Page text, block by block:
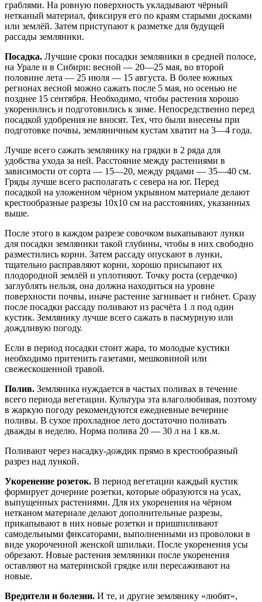
граблями. На ровную поверхность укладывают чёрный
нетканый материал, фиксируя его по краям старыми досками
или землёй. Затем приступают к разметке для будущей
рассады земляники.
Посадка. Лучшие сроки посадки земляники в средней полосе,
на Урале и в Сибири: весной — 20—25 мая, во второй
половине лета — 25 июля — 15 августа. В более южных
регионах весной можно сажать после 5 мая, но осенью не
позднее 15 сентября. Необходимо, чтобы растения хорошо
укоренились и подготовились к зиме. Непосредственно перед
посадкой удобрения не вносят. Тех, что были внесены при
подготовке почвы, земляничным кустам хватит на 3—4 года.
Лучше всего сажать землянику на грядки в 2 ряда для
удобства ухода за ней. Расстояние между растениями в
зависимости от сорта — 15—20, между рядами — 35—40 см.
Гряды лучше всего располагать с севера на юг. Перед
посадкой на уложенном чёрном укрывном материале делают
крестообразные разрезы 10х10 см на расстояниях, указанных
выше.
После этого в каждом разрезе совочком выкапывают лунки
для посадки земляники такой глубины, чтобы в них свободно
разместились корни. Затем рассаду опускают в лунки,
тщательно расправляют корни, хорошо присыпают их
плодородной землёй и уплотняют. Точку роста (сердечко)
заглублять нельзя, она должна находиться на уровне
поверхности почвы, иначе растение загнивает и гибнет. Сразу
после посадки рассаду поливают из расчёта 1 л под один
кустик. Землянику лучше всего сажать в пасмурную или
дождливую погоду.
Если в период посадки стоит жара, то молодые кустики
необходимо притенить газетами, мешковиной или
свежескошенной травой.
Полив. Земляника нуждается в частых поливах в течение
всего периода вегетации. Культура эта влаголюбивая, поэтому
в жаркую погоду рекомендуются ежедневные вечерние
поливы. В сухое прохладное лето достаточно поливать
дважды в неделю. Норма полива 20 — 30 л на 1 кв.м.
Поливают через насадку-дождик прямо в крестообразный
разрез над лункой.
Укоренение розеток. В период вегетации каждый кустик
формирует дочерние розетки, которые образуются на усах,
выпущенных растениями. Для их укоренения на чёрном
нетканом материале делают дополнительные разрезы,
прикапывают в них новые розетки и пришпиливают
самодельными фиксаторами, выполненными из проволоки в
виде укороченной женской шпильки. После укоренения усы
обрезают. Новые растения земляники после укоренения
оставляют на материнской грядке или пересаживают на
новые.
Вредители и болезни. И те, и другие землянику «любят»,